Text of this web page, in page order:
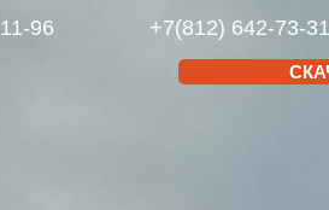
96 +7(812) 642-73-31